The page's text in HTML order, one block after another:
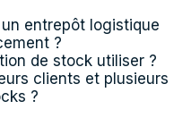
entrepôt logistique
?
de stock utiliser ?
clients et plusieurs
?